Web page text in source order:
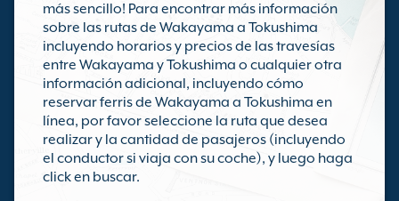
más sencillo! Para encontrar más información
sobre las rutas de Wakayama a Tokushima
incluyendo horarios y precios de las travesías
entre Wakayama y Tokushima o cualquier otra
información adicional, incluyendo cómo
reservar ferris de Wakayama a Tokushima en
línea, por favor seleccione la ruta que desea
realizar y la cantidad de pasajeros (incluyendo
el conductor si viaja con su coche), y luego haga
click en buscar.